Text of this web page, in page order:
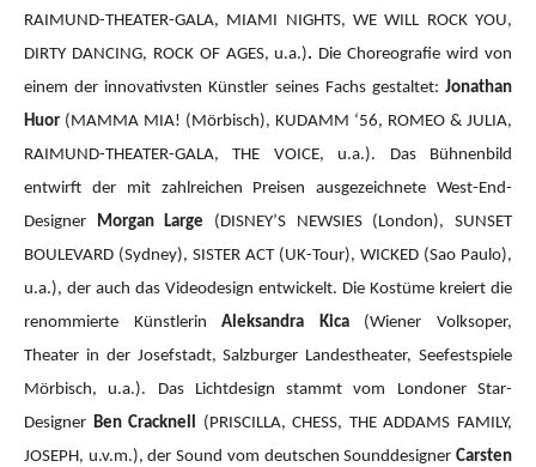
RAIMUND-THEATER-GALA, MIAMI NIGHTS, WE WILL ROCK YOU,
DIRTY DANCING, ROCK OF AGES, u.a.). Die Choreografie wird von
einem der innovativsten Künstler seines Fachs gestaltet: Jonathan
Huor (MAMMA MIA! (Mörbisch), KUDAMM ‘56, ROMEO & JULIA,
RAIMUND-THEATER-GALA, THE VOICE, u.a.). Das Bühnenbild
entwirft der mit zahlreichen Preisen ausgezeichnete West-End-
Designer Morgan Large (DISNEY’S NEWSIES (London), SUNSET
BOULEVARD (Sydney), SISTER ACT (UK-Tour), WICKED (Sao Paulo),
u.a.), der auch das Videodesign entwickelt. Die Kostüme kreiert die
renommierte KünstlerinAleksandra Kica(Wiener Volksoper,
Theater in der Josefstadt, Salzburger Landestheater, Seefestspiele
Mörbisch, u.a.). Das Lichtdesign stammt vom Londoner Star-
Designer Ben Cracknell (PRISCILLA, CHESS, THE ADDAMS FAMILY,
JOSEPH, u.v.m.), der Sound vom deutschen Sounddesigner Carsten